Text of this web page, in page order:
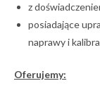
z
posiadające
naprawy i
Oferujemy: